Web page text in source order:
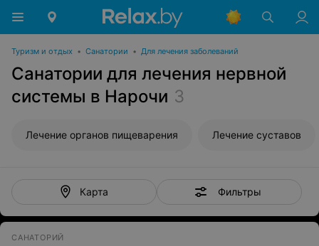
Туризм и отдых • Санатории • Для лечения заболеваний
Санатории для лечения нервной
системы в Нарочи 3
Лечение органов пищеварения Лечение суставов
Карта Фильтры
САНАТОРИЙ